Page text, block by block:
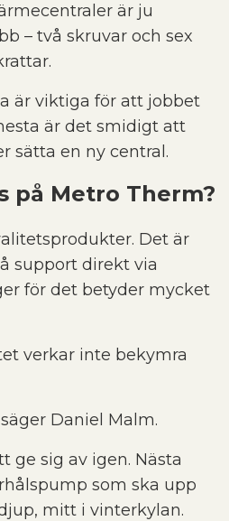
är ju
– två skruvar och sex
är viktiga för att jobbet
är det smidigt att
sätta en ny central.
på Metro Therm?
Det är
support direkt via
för det betyder mycket
verkar inte bekymra
Daniel Malm.
ge sig av igen. Nästa
som ska upp
mitt i vinterkylan.